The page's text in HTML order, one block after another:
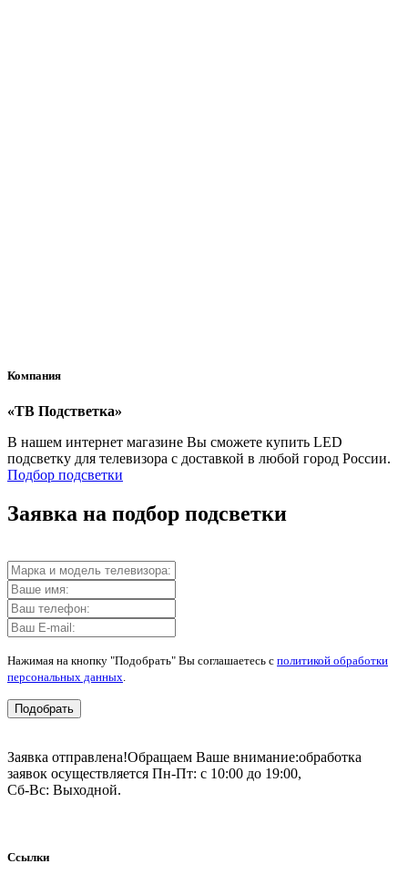
Компания
«ТВ Подстветка»
В нашем интернет магазине Вы сможете купить LED
подсветку для телевизора с доставкой в любой город России.
Подбор подсветки
Заявка на подбор подсветки
Нажимая на кнопку "Подобрать" Вы соглашаетесь с политикой обработки
персональных данных
Подобрать
Заявка отправлена!Обращаем Ваше внимание:обработка
заявок осуществляется Пн-Пт: с 10:00 до 19:00,
Сб-Вс: Выходной.
Ссылки